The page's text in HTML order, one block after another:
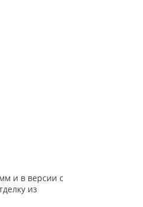
и в версии с
из